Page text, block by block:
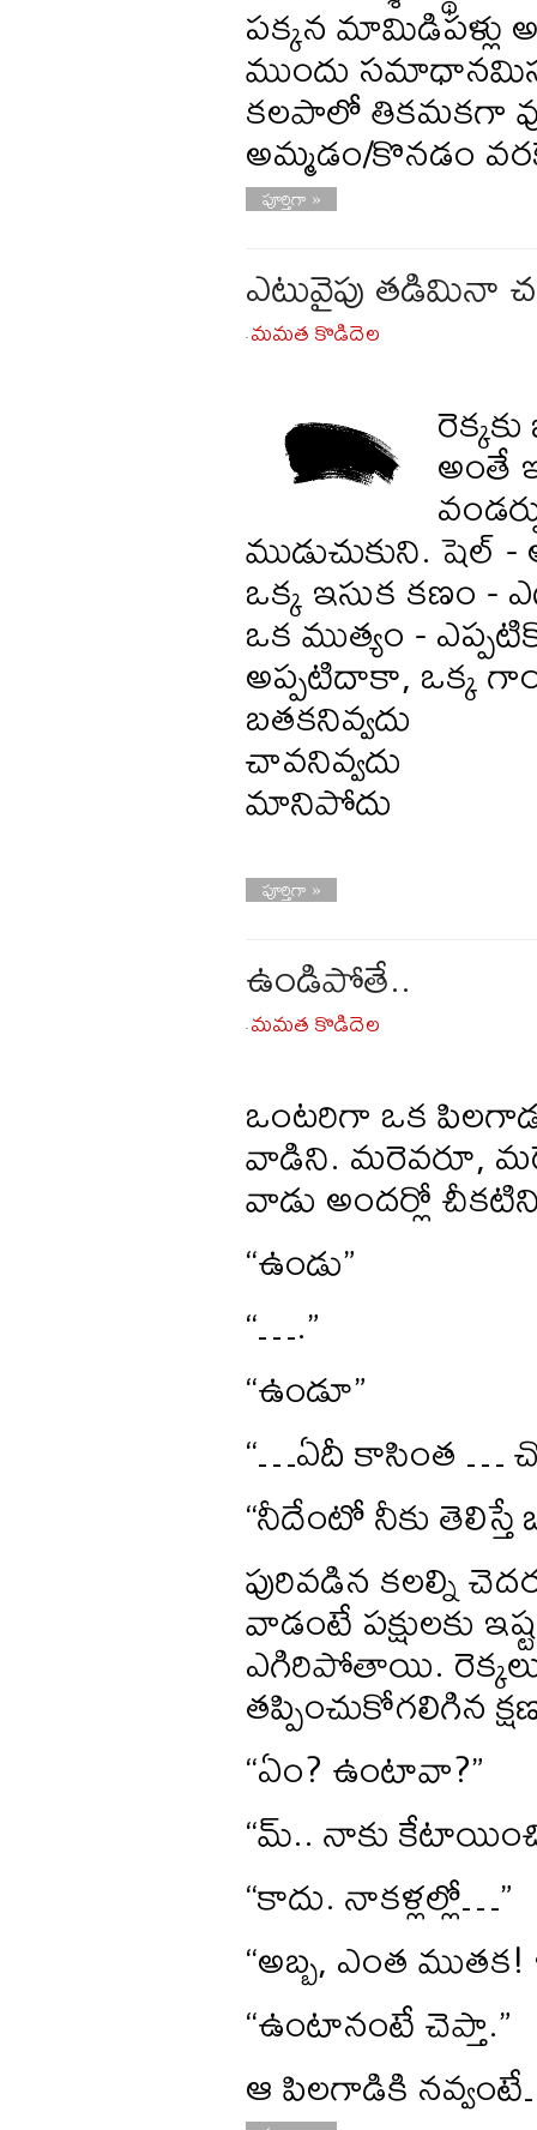
పక్కన మామిడిపళ్లు
ముందు
కలపాలో తికమకగా
అమ్మడం/కొనడం
పూర్తిగా »
ఎటువైపు తడిమినా
- మమత కొడిదెల
అంతే
ముడుచుకుని. షెల్
ఒక్క ఇసుక కణం -
ఒక ముత్యం -
అప్పటిదాకా, ఒక్క
బతకనివ్వదు
చావనివ్వదు
మానిపోదు
పూర్తిగా »
ఉండిపోతే..
- మమత కొడిదెల
ఒంటరిగా ఒక
వాడిని. మరెవరూ,
వాడు అందర్లో
“ఉండు”
“….”
“ఉండూ”
“…ఏదీ కాసింత …
“నీదేంటో నీకు తెలిస్తే
పురివడిన కలల్ని
వాడంటే పక్షులకు
ఎగిరిపోతాయి.
తప్పించుకోగలిగిన
“ఏం? ఉంటావా?”
“మ్.. నాకు
“కాదు. నాకళ్లల్లో…”
“అబ్బ, ఎంత
“ఉంటానంటే చెప్తా.”
ఆ పిలగాడికి